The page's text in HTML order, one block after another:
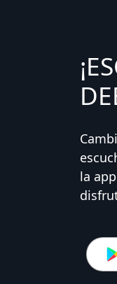
la